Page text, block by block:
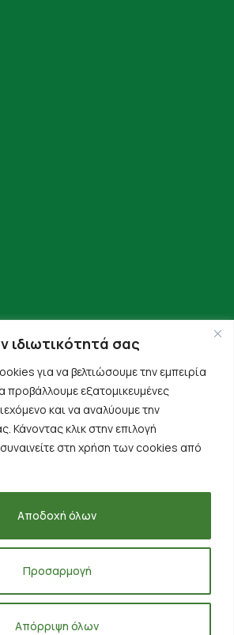
ιδιωτικότητά σας
για να βελτιώσουμε την εμπειρία
προβάλλουμε εξατομικευμένες
και να αναλύουμε την
Κάνοντας κλικ στην επιλογή
στη χρήση των cookies από
Προσαρμογή
Απόρριψη όλων
Αποδοχή όλων
Πολιτική Απορρήτου
Υπαναχώρησης
Animalis, All Rights Reserved.